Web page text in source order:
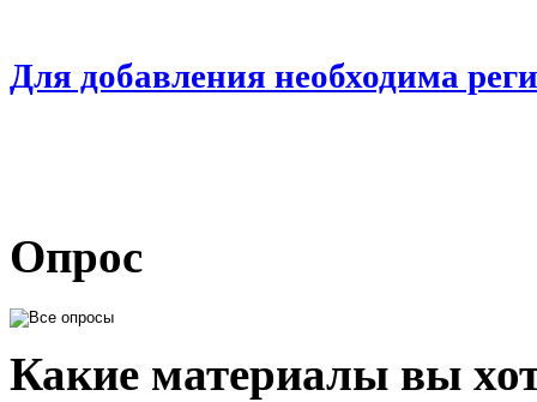
Для добавления необходима
Опрос
Какие материалы вы